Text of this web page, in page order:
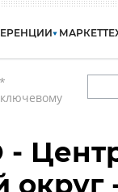
МАРКЕТ
*